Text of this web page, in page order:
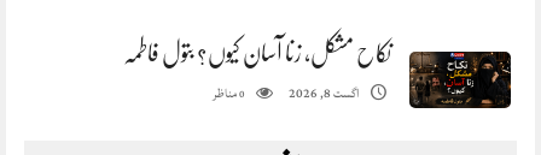
نکاح مشکل، زنا آسان کیوں؟ بتول فاطمہ
اگست 8, 2026 0مناظر